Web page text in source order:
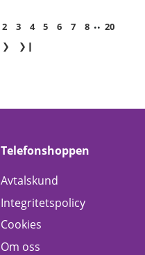
2 3 4 5 6 7 8 .. 20
❯ ❯❙
Telefonshoppen
Avtalskund
Integritetspolicy
Cookies
Om oss